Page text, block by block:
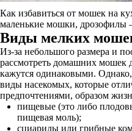
Как избавиться от мошек на
маленькие мошки, дрозофилы
Виды мелких
Из-за небольшого размера и
рассмотреть домашних мошек
кажутся одинаковыми.
виды насекомых, которые
предпочтениями, образом
пищевые (это либо
пищевая моль);
сциариды или грибные